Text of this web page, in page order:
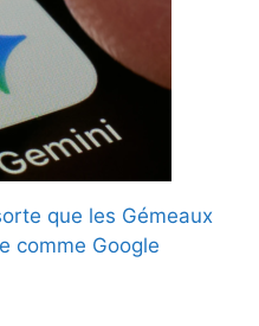
que les Gémeaux
comme Google